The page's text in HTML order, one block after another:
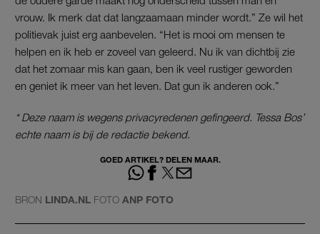
vrouw. Ik merk dat dat langzaamaan minder wordt.” Ze wil het
politievak juist erg aanbevelen. “Het is mooi om mensen te
helpen en ik heb er zoveel van geleerd. Nu ik van dichtbij zie
dat het zomaar mis kan gaan, ben ik veel rustiger geworden
en geniet ik meer van het leven. Dat gun ik anderen ook.”
* Deze naam is wegens privacyredenen gefingeerd. Tessa Bos’
echte naam is bij de redactie bekend.
GOED ARTIKEL? DELEN MAAR.
BRON LINDA.NL FOTO ANP FOTO